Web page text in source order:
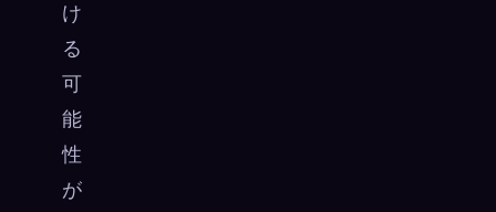
け
る
可
能
性
が